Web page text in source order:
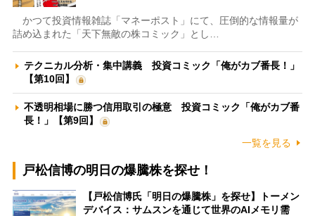
かつて投資情報雑誌「マネーポスト」にて、圧倒的な情報量が
詰め込まれた「天下無敵の株コミック」とし…
テクニカル分析・集中講義 投資コミック「俺がカブ番長！」
【第10回】
不透明相場に勝つ信用取引の極意 投資コミック「俺がカブ番
長！」【第9回】
一覧を見る
戸松信博の明日の爆騰株を探せ！
【戸松信博氏「明日の爆騰株」を探せ】トーメン
デバイス：サムスンを通じて世界のAIメモリ需